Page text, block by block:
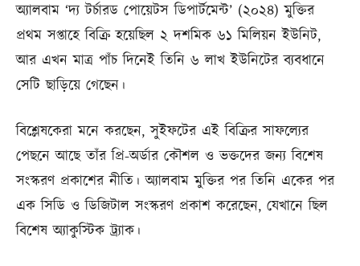
অ্যালবাম ‘দ্য টর্চারড পোয়েটস ডিপার্টমেন্ট’ (২০২৪) মুক্তির
প্রথম সপ্তাহে বিক্রি হয়েছিল ২ দশমিক ৬১ মিলিয়ন ইউনিট,
আর এখন মাত্র পাঁচ দিনেই তিনি ৬ লাখ ইউনিটের ব্যবধানে
সেটি ছাড়িয়ে গেছেন।
বিশ্লেষকেরা মনে করছেন, সুইফটের এই বিক্রির সাফল্যের
পেছনে আছে তাঁর প্রি-অর্ডার কৌশল ও ভক্তদের জন্য বিশেষ
সংস্করণ প্রকাশের নীতি। অ্যালবাম মুক্তির পর তিনি একের পর
এক সিডি ও ডিজিটাল সংস্করণ প্রকাশ করেছেন, যেখানে ছিল
বিশেষ অ্যাকুস্টিক ট্র্যাক।